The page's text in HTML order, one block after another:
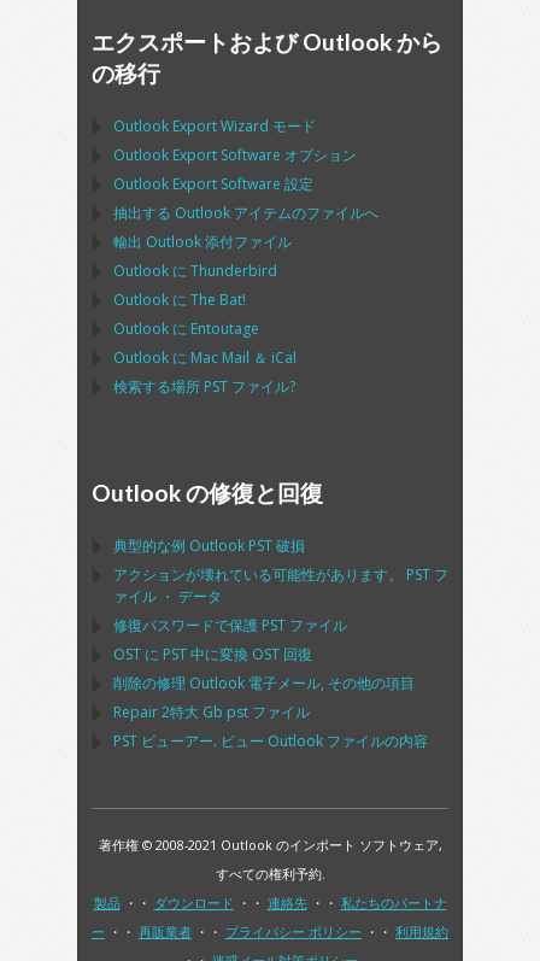
エクスポートおよび Outlook から
の移行
Outlook Export Wizard モード
Outlook Export Software オプション
Outlook Export Software 設定
抽出する Outlook アイテムのファイルへ
輸出 Outlook添付ファイル
Outlook に Thunderbird
Outlook に The Bat!
Outlook に Entoutage
Outlook に Mac Mail ＆ iCal
検索する場所 PST ファイル?
Outlook の修復と回復
典型的な例 Outlook PST破損
アクションが壊れている可能性があります。 PST フ
ァイル ・ データ
修復パスワードで保護 PST ファイル
OST に PST中に変換 OST 回復
削除の修理 Outlook 電子メール, その他の項目
Repair2特大 Gb pst ファイル
PST ビューアー. ビュー Outlook ファイルの内容
著作権 © 2008-2021 Outlook のインポート ソフトウェア,
すべての権利予約.
製品・・ ダウンロード ・・ 連絡先・・ 私たちのパートナ
ー ・・ 再販業者 ・・ プライバシー ポリシー ・・ 利用規約